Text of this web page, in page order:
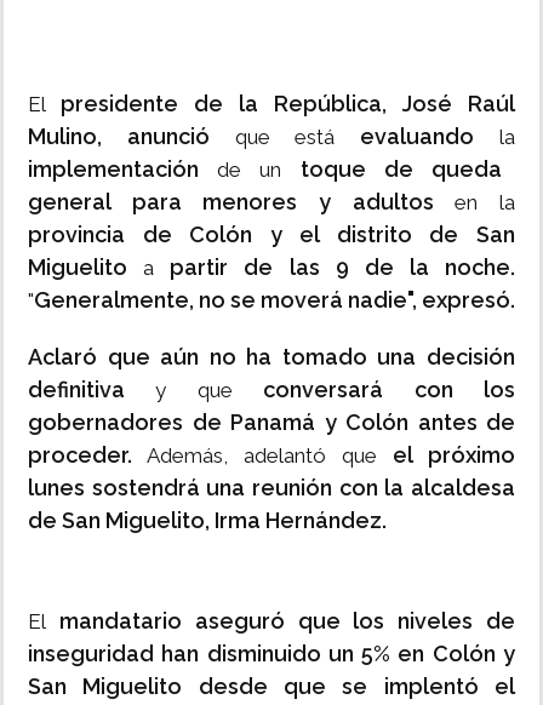
El presidente de la República, José Raúl
Mulino, anunció que está evaluando la
implementación de un toque de queda
general para menores y adultos en la
provincia de Colón y el distrito de San
Miguelito a partir de las 9 de la noche.
"Generalmente, no se moverá nadie", expresó.
Aclaró que aún no ha tomado una decisión
definitiva y que conversará con los
gobernadores de Panamá y Colón antes de
proceder. Además, adelantó que el próximo
lunes sostendrá una reunión con la alcaldesa
de San Miguelito, Irma Hernández.
El mandatario aseguró que los niveles de
inseguridad han disminuido un 5% en Colón y
San Miguelito desde que se implentó el